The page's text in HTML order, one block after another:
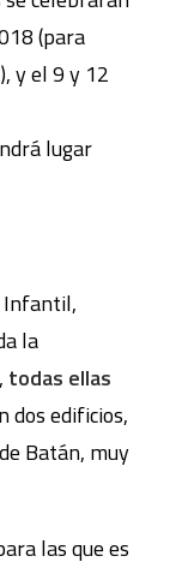
(para
y el 9 y 12
lugar
Infantil,
la
todas ellas
dos edificios,
Batán, muy
las que es